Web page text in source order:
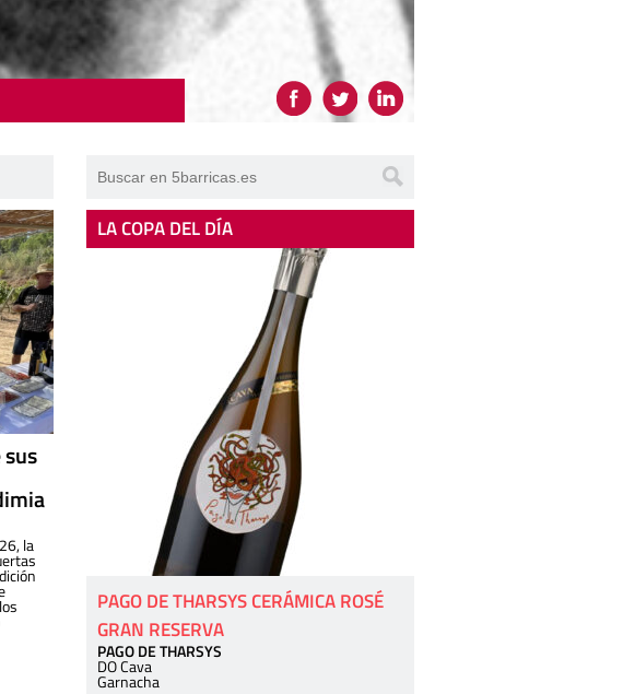
la
LA COPA DEL DÍA
PAGO DE THARSYS CERÁMICA ROSÉ
GRAN RESERVA
PAGO DE THARSYS
DO Cava
Garnacha